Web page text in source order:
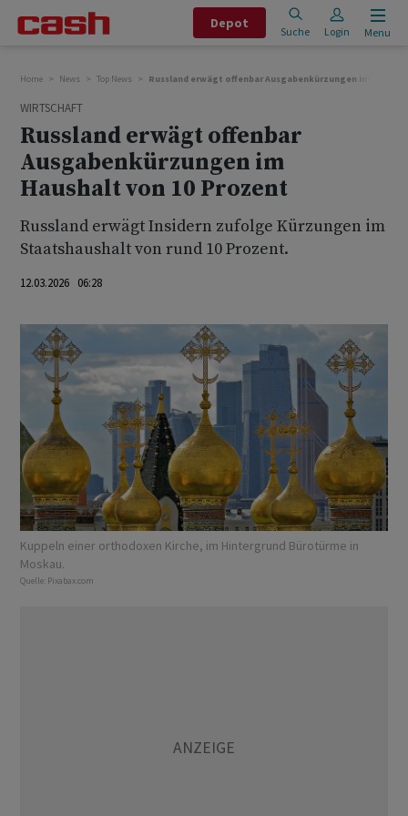
Depot
Suche Login Menu
Home News Top News Russland erwägt offenbar Ausgabenkürzungen im
WIRTSCHAFT
Russland erwägt offenbar
Ausgabenkürzungen im
Haushalt von 10 Prozent
Russland erwägt Insidern zufolge Kürzungen im
Staatshaushalt von rund 10 Prozent.
12.03.2026 06:28
Kuppeln einer orthodoxen Kirche, im Hintergrund Bürotürme in
Moskau.
Quelle: Pixabax.com